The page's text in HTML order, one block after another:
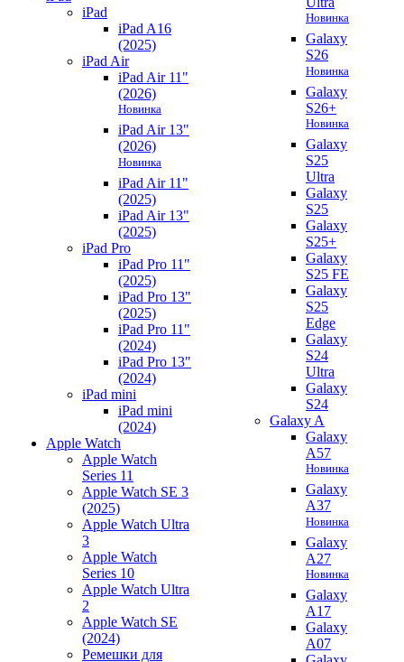
iPad
iPad A16
(2025)
iPad Air
iPad Air 11"
(2026)
Новинка
iPad Air 13"
(2026)
Новинка
iPad Air 11"
(2025)
iPad Air 13"
(2025)
iPad Pro
iPad Pro 11"
(2025)
iPad Pro 13"
(2025)
iPad Pro 11"
(2024)
iPad Pro 13"
(2024)
iPad mini
iPad mini
(2024)
Apple Watch
Apple Watch
Series 11
Apple Watch SE 3
(2025)
Apple Watch Ultra
3
Apple Watch
Series 10
Apple Watch Ultra
2
Apple Watch SE
(2024)
Ремешки для
Новинка
Galaxy
S26
Новинка
Galaxy
S26+
Новинка
Galaxy
S25
Ultra
Galaxy
S25
Galaxy
S25+
Galaxy
S25 FE
Galaxy
S25
Edge
Galaxy
S24
Ultra
Galaxy
S24
Galaxy A
Galaxy
A57
Новинка
Galaxy
A37
Новинка
Galaxy
A27
Новинка
Galaxy
A17
Galaxy
A07